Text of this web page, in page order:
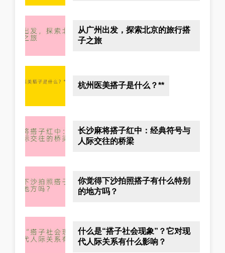
从广州出发，探索北京的旅行搭
子之旅
杭州医美搭子是什么？**
长沙麻将搭子红中：经典符号与
人际交往的桥梁
你觉得下沙拍照搭子有什么特别
的地方吗？
什么是“搭子社会现象”？它对现
代人际关系有什么影响？